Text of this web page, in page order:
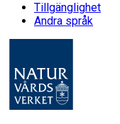
Tillgänglighet
Andra språk